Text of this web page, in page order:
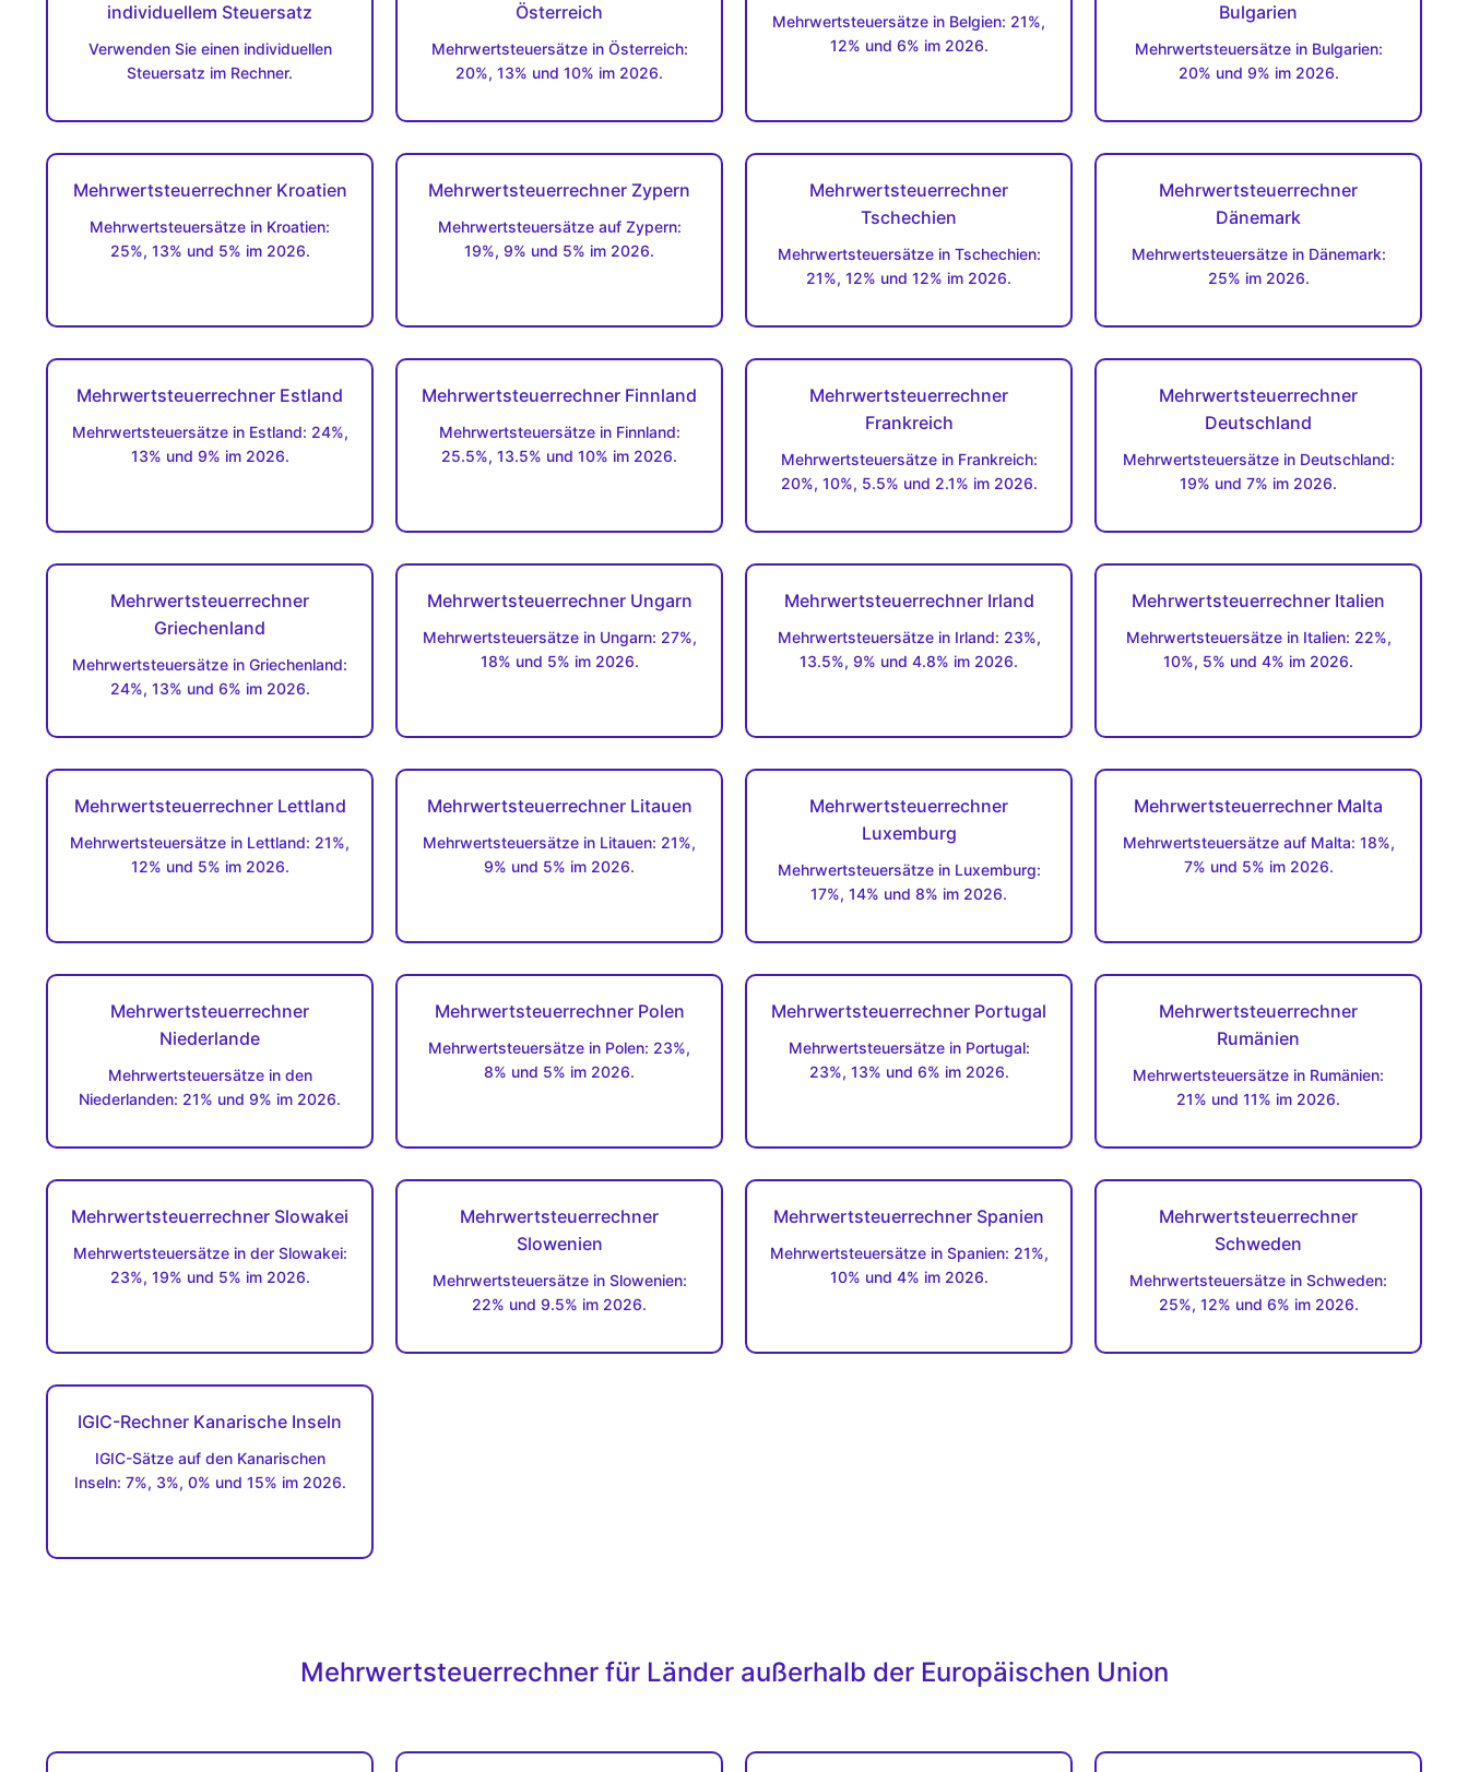
individuellem Steuersatz
Verwenden Sie einen individuellen
Steuersatz im Rechner.
Österreich
Mehrwertsteuersätze in Österreich:
20%, 13% und 10% im 2026.
Mehrwertsteuersätze in Belgien: 21%,
12% und 6% im 2026.
Bulgarien
Mehrwertsteuersätze in Bulgarien:
20% und 9% im 2026.
Mehrwertsteuerrechner Kroatien
Mehrwertsteuersätze in Kroatien:
25%, 13% und 5% im 2026.
Mehrwertsteuerrechner Zypern
Mehrwertsteuersätze auf Zypern:
19%, 9% und 5% im 2026.
Mehrwertsteuerrechner
Tschechien
Mehrwertsteuersätze in Tschechien:
21%, 12% und 12% im 2026.
Mehrwertsteuerrechner
Dänemark
Mehrwertsteuersätze in Dänemark:
25% im 2026.
Mehrwertsteuerrechner Estland
Mehrwertsteuersätze in Estland: 24%,
13% und 9% im 2026.
Mehrwertsteuerrechner Finnland
Mehrwertsteuersätze in Finnland:
25.5%, 13.5% und 10% im 2026.
Mehrwertsteuerrechner
Frankreich
Mehrwertsteuersätze in Frankreich:
20%, 10%, 5.5% und 2.1% im 2026.
Mehrwertsteuerrechner
Deutschland
Mehrwertsteuersätze in Deutschland:
19% und 7% im 2026.
Mehrwertsteuerrechner
Griechenland
Mehrwertsteuersätze in Griechenland:
24%, 13% und 6% im 2026.
Mehrwertsteuerrechner Ungarn
Mehrwertsteuersätze in Ungarn: 27%,
18% und 5% im 2026.
Mehrwertsteuerrechner Irland
Mehrwertsteuersätze in Irland: 23%,
13.5%, 9% und 4.8% im 2026.
Mehrwertsteuerrechner Italien
Mehrwertsteuersätze in Italien: 22%,
10%, 5% und 4% im 2026.
Mehrwertsteuerrechner Lettland
Mehrwertsteuersätze in Lettland: 21%,
12% und 5% im 2026.
Mehrwertsteuerrechner Litauen
Mehrwertsteuersätze in Litauen: 21%,
9% und 5% im 2026.
Mehrwertsteuerrechner
Luxemburg
Mehrwertsteuersätze in Luxemburg:
17%, 14% und 8% im 2026.
Mehrwertsteuerrechner Malta
Mehrwertsteuersätze auf Malta: 18%,
7% und 5% im 2026.
Mehrwertsteuerrechner
Niederlande
Mehrwertsteuersätze in den
Niederlanden: 21% und 9% im 2026.
Mehrwertsteuerrechner Polen
Mehrwertsteuersätze in Polen: 23%,
8% und 5% im 2026.
Mehrwertsteuerrechner Portugal
Mehrwertsteuersätze in Portugal:
23%, 13% und 6% im 2026.
Mehrwertsteuerrechner
Rumänien
Mehrwertsteuersätze in Rumänien:
21% und 11% im 2026.
Mehrwertsteuerrechner Slowakei
Mehrwertsteuersätze in der Slowakei:
23%, 19% und 5% im 2026.
Mehrwertsteuerrechner
Slowenien
Mehrwertsteuersätze in Slowenien:
22% und 9.5% im 2026.
Mehrwertsteuerrechner Spanien
Mehrwertsteuersätze in Spanien: 21%,
10% und 4% im 2026.
Mehrwertsteuerrechner
Schweden
Mehrwertsteuersätze in Schweden:
25%, 12% und 6% im 2026.
IGIC-Rechner Kanarische Inseln
IGIC-Sätze auf den Kanarischen
Inseln: 7%, 3%, 0% und 15% im 2026.
Mehrwertsteuerrechner für Länder außerhalb der Europäischen Union